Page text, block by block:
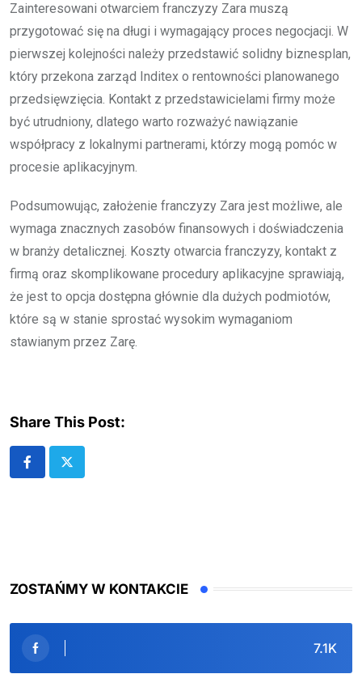
Zainteresowani otwarciem franczyzy Zara muszą
przygotować się na długi i wymagający proces negocjacji. W
pierwszej kolejności należy przedstawić solidny biznesplan,
który przekona zarząd Inditex o rentowności planowanego
przedsięwzięcia. Kontakt z przedstawicielami firmy może
być utrudniony, dlatego warto rozważyć nawiązanie
współpracy z lokalnymi partnerami, którzy mogą pomóc w
procesie aplikacyjnym.
Podsumowując, założenie franczyzy Zara jest możliwe, ale
wymaga znacznych zasobów finansowych i doświadczenia
w branży detalicznej. Koszty otwarcia franczyzy, kontakt z
firmą oraz skomplikowane procedury aplikacyjne sprawiają,
że jest to opcja dostępna głównie dla dużych podmiotów,
które są w stanie sprostać wysokim wymaganiom
stawianym przez Zarę.
Share This Post:
ZOSTAŃMY W KONTAKCIE
7.1K